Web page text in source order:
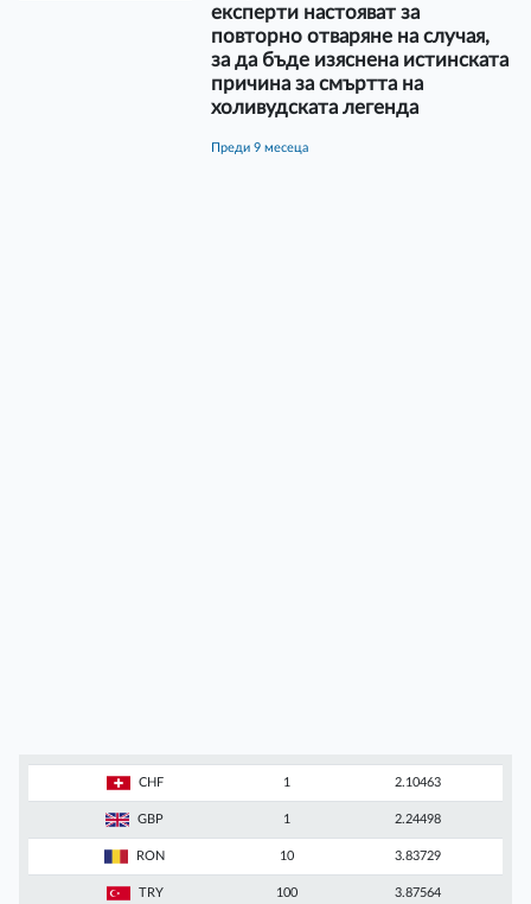
експерти настояват за
повторно отваряне на случая,
за да бъде изяснена истинската
причина за смъртта на
холивудската легенда
преди 9 месеца
CHF 1 2.10463
GBP 1 2.24498
RON 10 3.83729
TRY 100 3.87564